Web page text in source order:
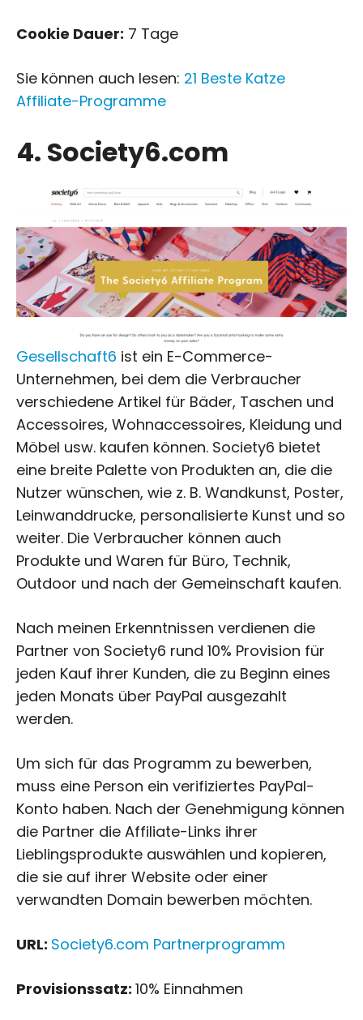
Cookie Dauer: 7 Tage
Sie können auch lesen: 21 Beste Katze
Affiliate-Programme
4. Society6.com
Gesellschaft6 ist ein E-Commerce-
Unternehmen, bei dem die Verbraucher
verschiedene Artikel für Bäder, Taschen und
Accessoires, Wohnaccessoires, Kleidung und
Möbel usw. kaufen können. Society6 bietet
eine breite Palette von Produkten an, die die
Nutzer wünschen, wie z. B. Wandkunst, Poster,
Leinwanddrucke, personalisierte Kunst und so
weiter. Die Verbraucher können auch
Produkte und Waren für Büro, Technik,
Outdoor und nach der Gemeinschaft kaufen.
Nach meinen Erkenntnissen verdienen die
Partner von Society6 rund 10% Provision für
jeden Kauf ihrer Kunden, die zu Beginn eines
jeden Monats über PayPal ausgezahlt
werden.
Um sich für das Programm zu bewerben,
muss eine Person ein verifiziertes PayPal-
Konto haben. Nach der Genehmigung können
die Partner die Affiliate-Links ihrer
Lieblingsprodukte auswählen und kopieren,
die sie auf ihrer Website oder einer
verwandten Domain bewerben möchten.
URL: Society6.com Partnerprogramm
Provisionssatz: 10% Einnahmen